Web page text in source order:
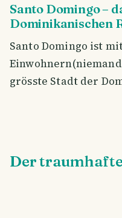
Santo Domingo –
Dominikanischen
Santo Domingo ist
grösste Stadt der
Der